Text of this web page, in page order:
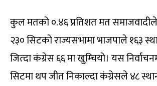
कुल मतको ०.४६ प्रतिशत मत समाजवादीले
२३० सिटको राज्यसभामा भाजपाले १६३
जित्दा कंग्रेस ६६ मा खुम्चियो। यस
सिटमा थप जीत निकाल्दा कंग्रेसले ४८